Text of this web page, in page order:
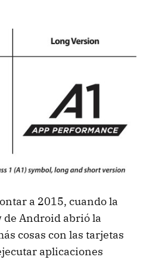
a 2015, cuando la
de Android abrió la
cosas con las tarjetas
aplicaciones